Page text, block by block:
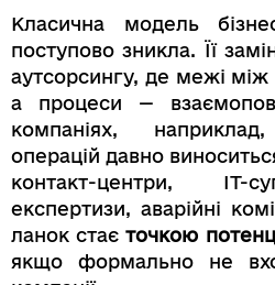
Класична модель
поступово зникла. Її
аутсорсингу, де межі між
а процеси —
компаніях,
операцій давно
контакт-центри, IT-
експертизи, аварійні
ланок стаєточкою
якщо формально не